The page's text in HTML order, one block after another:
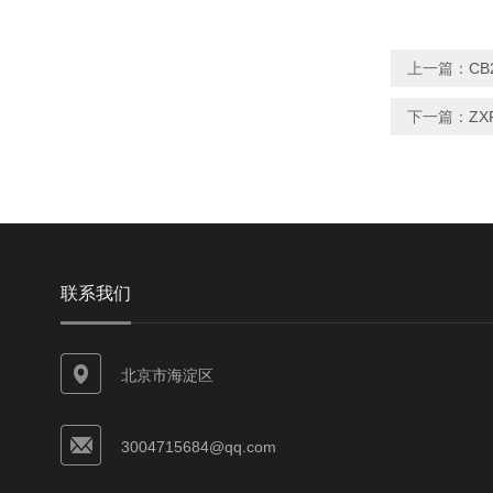
上一篇：
下一篇：
联系我们
北京市海淀区
3004715684@qq.com